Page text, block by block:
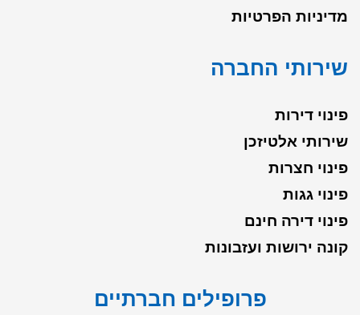
מדיניות הפרטיות
שירותי החברה
פינוי דירות
שירותי אלטיזכן
פינוי חצרות
פינוי גגות
פינוי דירה חינם
קונה ירושות ועזבונות
פרופילים חברתיים